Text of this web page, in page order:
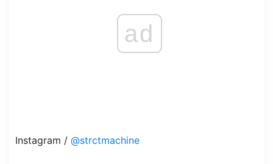
ad
Instagram / @strctmachine